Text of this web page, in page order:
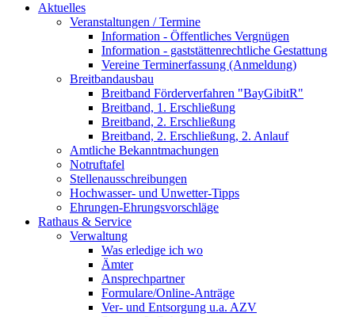
Aktuelles
Veranstaltungen / Termine
Information - Öffentliches Vergnügen
Information - gaststättenrechtliche Gestattung
Vereine Terminerfassung (Anmeldung)
Breitbandausbau
Breitband Förderverfahren "BayGibitR"
Breitband, 1. Erschließung
Breitband, 2. Erschließung
Breitband, 2. Erschließung, 2. Anlauf
Amtliche Bekanntmachungen
Notruftafel
Stellenausschreibungen
Hochwasser- und Unwetter-Tipps
Ehrungen-Ehrungsvorschläge
Rathaus & Service
Verwaltung
Was erledige ich wo
Ämter
Ansprechpartner
Formulare/Online-Anträge
Ver- und Entsorgung u.a. AZV